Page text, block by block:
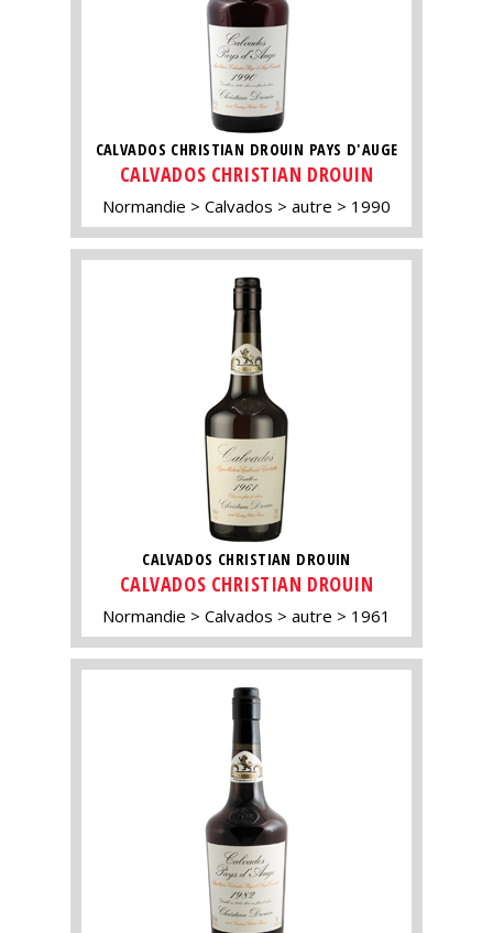
CALVADOS CHRISTIAN DROUIN PAYS D'AUGE
CALVADOS CHRISTIAN DROUIN
Normandie Calvados autre 1990
CALVADOS CHRISTIAN DROUIN
CALVADOS CHRISTIAN DROUIN
Normandie Calvados autre 1961